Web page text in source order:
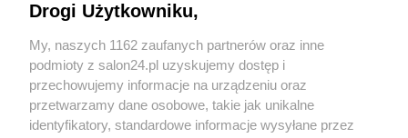
Sport
Społeczeństwo
Kultura
Drogi Użytkowniku,
My, naszych 1162 zaufanych partnerów oraz inne
podmioty z salon24.pl uzyskujemy dostęp i
przechowujemy informacje na urządzeniu oraz
przetwarzamy dane osobowe, takie jak unikalne
identyfikatory, standardowe informacje wysyłane przez